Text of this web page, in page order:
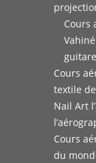
Cours
guitare
Cours
textile
Nail Art
Cours
du